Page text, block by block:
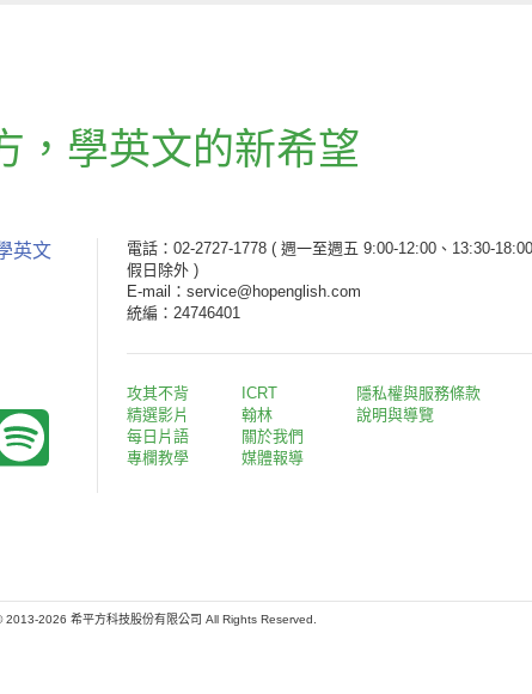
， 學英文的新希望
英文 電話：02-2727-1778 ( 週一至週五 9:00-12:00、13:30-
假日除外 )
E-mail：service@hopenglish.com
統編：24746401
攻其不背
精選影片
每日片語
專欄教學
ICRT
翰林
關於我們
媒體報導
隱私權與服務條款
說明與導覽
2013-2026 希平方科技股份有限公司 All Rights Reserved.